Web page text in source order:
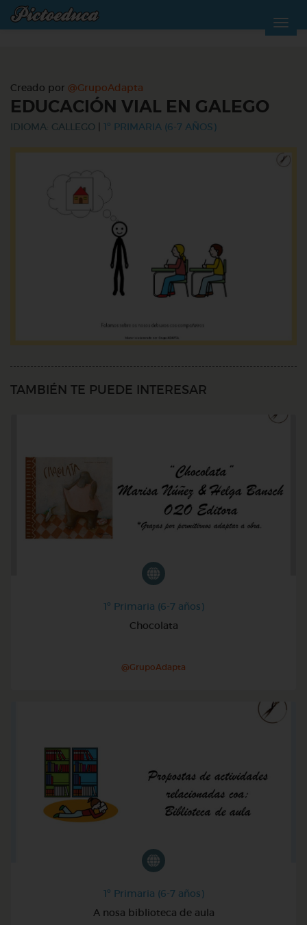
Creado por @GrupoAdapta
EDUCACIÓN VIAL EN GALEGO
IDIOMA: GALLEGO 1º PRIMARIA (6-7 AÑOS)
TAMBIÉN TE PUEDE INTERESAR
1º Primaria (6-7 años)
Chocolata
@GrupoAdapta
1º Primaria (6-7 años)
A nosa biblioteca de aula